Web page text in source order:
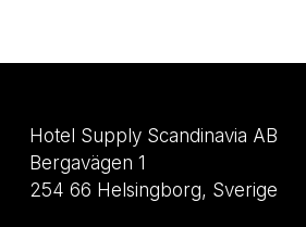
Hotel Supply Scandinavia AB
Bergavägen 1
254 66 Helsingborg, Sverige